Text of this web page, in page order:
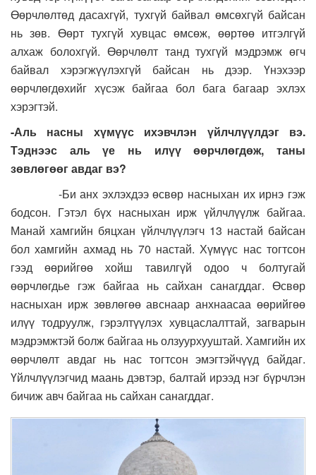
Өөрчлөлтөд дасахгүй, тухгүй байвал өмсөхгүй байсан
нь зөв. Өөрт тухгүй хувцас өмсөж, өөртөө итгэлгүй
алхаж болохгүй. Өөрчлөлт танд тухгүй мэдрэмж өгч
байвал хэрэгжүүлэхгүй байсан нь дээр. Үнэхээр
өөрчлөгдөхийг хүсэж байгаа бол бага багаар эхлэх
хэрэгтэй.
-Аль насны хүмүүс ихэвчлэн үйлчлүүлдэг вэ.
Тэднээс аль үе нь илүү өөрчлөгдөж, таны
зөвлөгөөг авдаг вэ?
-Би анх эхлэхдээ өсвөр насныхан их ирнэ гэж
бодсон. Гэтэл бүх насныхан ирж үйлчлүүлж байгаа.
Манай хамгийн бяцхан үйлчлүүлэгч 13 настай байсан
бол хамгийн ахмад нь 70 настай. Хүмүүс нас тогтсон
гээд өөрийгөө хойш тавилгүй одоо ч болтугай
өөрчлөгдье гэж байгаа нь сайхан санагддаг. Өсвөр
насныхан ирж зөвлөгөө авснаар анхнаасаа өөрийгөө
илүү тодруулж, гэрэлтүүлэх хувцаслалттай, загварын
мэдрэмжтэй болж байгаа нь олзуурхууштай. Хамгийн их
өөрчлөлт авдаг нь нас тогтсон эмэгтэйчүүд байдаг.
Үйлчлүүлэгчид маань дэвтэр, балтай ирээд нэг бүрчлэн
бичиж авч байгаа нь сайхан санагддаг.